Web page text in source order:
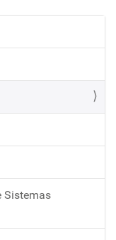
Sistemas